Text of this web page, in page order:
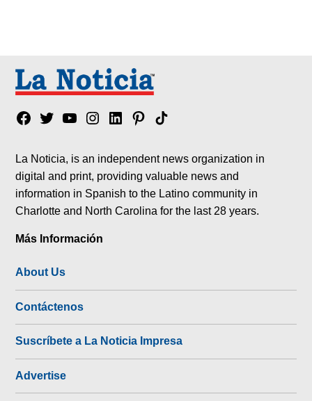
Facebook
TwitterYouTubeInstagram
LinkedinPinterest
Tik
La Noticia, is an independent news organization in
digital and print, providing valuable news and
information in Spanish to the Latino community in
Charlotte and North Carolina for the last 28 years.
Más Información
About Us
Contáctenos
Suscríbete a La Noticia Impresa
Advertise